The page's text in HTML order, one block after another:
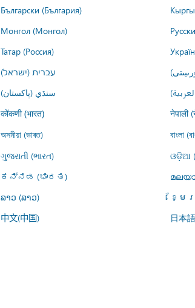
Български (България)
Монгол (Монгол)
Татар (Россия)
עברית (ישראל)
سنڌي (پاکستان)
कोंकणी (भारत)
नेपाली
অসমীয়া (ভাৰত)
বাংলা
ગુજરાતી (ભારત)
ଓଡ଼ିଆ
ಕನ್ನಡ (ಭಾರತ)
ລາວ (ລາວ)
ខ្មែ
中文(中国) 日本